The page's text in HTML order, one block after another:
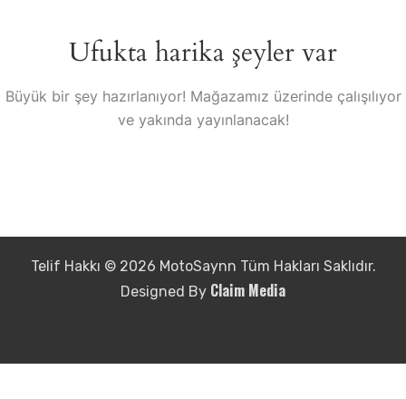
Ufukta harika şeyler var
Büyük bir şey hazırlanıyor! Mağazamız üzerinde çalışılıyor
ve yakında yayınlanacak!
Telif Hakkı © 2026 MotoSaynn Tüm Hakları Saklıdır.
Designed By Claim Media